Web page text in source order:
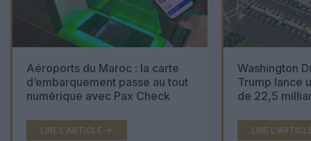
Aéroports du Maroc : la carte
d’embarquement passe au tout
numérique avec Pax Check
LIRE L'ARTICLE
Washington
Trump lance
de 22,5
LIRE